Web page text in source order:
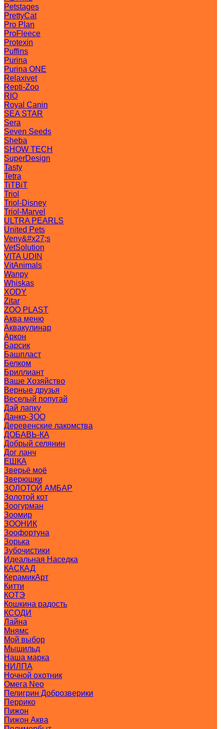
Petstages
PrettyCat
Pro Plan
ProFleece
Protexin
Puffins
Purina
Purina ONE
Relaxivet
Repti-Zoo
RIO
Royal Canin
SEA STAR
Sera
Seven Seeds
Sheba
SHOW TECH
SuperDesign
Tasty
Tetra
TiTBiT
Triol
Triol-Disney
Triol-Marvel
ULTRA PEARLS
United Pets
Veny&#x27;s
VetSolution
VITA UDIN
VitAnimals
Wanpy
Whiskas
XODY
Zitar
ZOO PLAST
Аква меню
Аквакулинар
Аркон
Барсик
Башпласт
Белком
Бриллиант
Ваше Хозяйство
Верные друзья
Веселый попугай
Дай лапку
Данко-ЗОО
Деревенские лакомства
ДОБАВЬ-КА
Добрый селянин
Дог ланч
ЕШКА
Зверьё моё
Зверюшки
ЗОЛОТОЙ АМБАР
Золотой кот
Зоогурман
Зоомир
ЗООНИК
Зоофортуна
Зорька
Зубочистики
Идеальная Наседка
КАСКАД
КерамикАрт
Китти
КОТЭ
Кошкина радость
КСОДИ
Лайна
Мнямс
Мой выбор
Мышильд
Наша марка
НИЛПА
Ночной охотник
Омега Neo
Пелигрин Доброзверики
Перрико
Пижон
Пижон Аква